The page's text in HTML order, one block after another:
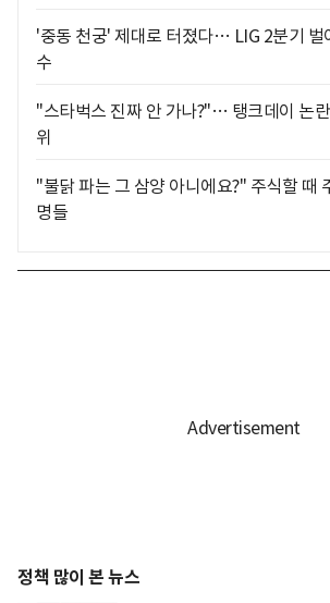
'중동 천궁' 제대로 터졌다… LIG 2분기 벌
수
"스타벅스 진짜 안 가나?"… 탱크데이 논
위
"불닭 파는 그 삼양 아니에요?" 주식할 때
명들
정책 많이 본 뉴스